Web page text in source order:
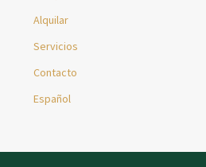
Alquilar
Servicios
Contacto
Español